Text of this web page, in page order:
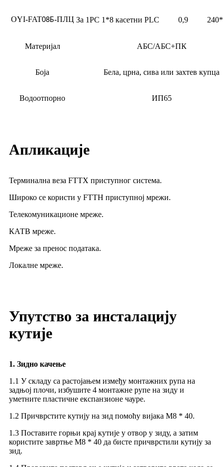
OYI-FAT08Б-ПЛЦ За 1PC 1*8 касетни PLC 0,9
Материјал АБС/АБС+ПК
Боја Бела, црна, сива или захтев купца
Водоотпорно ИП65
Апликације
Терминална веза FTTX приступног система.
Широко се користи у FTTH приступној мрежи.
Телекомуникационе мреже.
КАТВ мреже.
Мреже за пренос података.
Локалне мреже.
Упутство за инсталацију
кутије
1. Зидно качење
1.1 У складу са растојањем између монтажних рупа на
задњој плочи, избушите 4 монтажне рупе на зиду и
уметните пластичне експанзионе чауре.
1.2 Причврстите кутију на зид помоћу вијака М8 * 40.
1.3 Поставите горњи крај кутије у отвор у зиду, а затим
користите завртње М8 * 40 да бисте причврстили кутију за
зид.